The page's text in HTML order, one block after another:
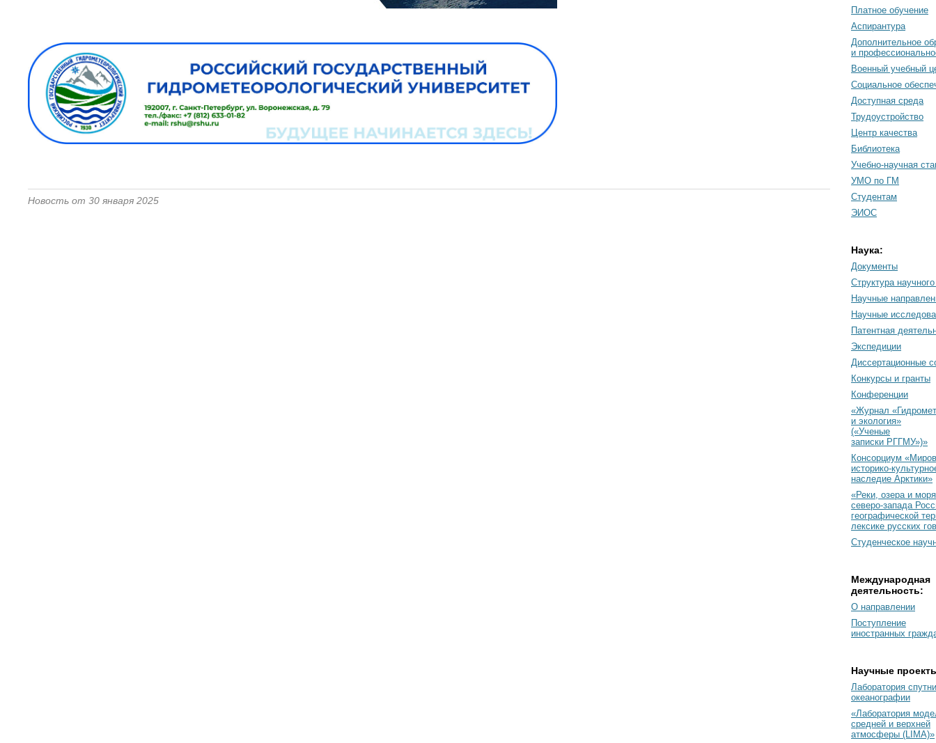
Новость от 30 января 2025
Платное обучение
Аспирантура
Дополнительное
и
Военный учебный
Социальное
Доступная среда
Трудоустройство
Центр качества
Библиотека
Учебно-научная
УМО по ГМ
Студентам
ЭИОС
Наука:
Документы
Cтруктура
Научные
Научные
Патентная
Экспедиции
Диссертационные
Конкурсы и гранты
Конференции
«Журнал
и экология»
(«Ученые
записки РГГМУ»)»
Консорциум
историко-
наследие Арктики»
«Реки, озера и моря
северо-запада
географической
лексике русских
Студенческое
Международная
деятельность:
О направлении
Поступление
иностранных
Научные
Лаборатория
океанографии
«Лаборатория
средней и верхней
атмосферы (LIMA)»